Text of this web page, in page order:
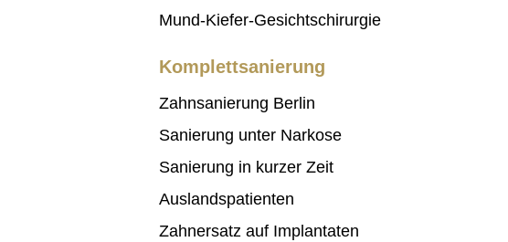
Mund-Kiefer-Gesichtschirurgie
Komplettsanierung
Zahnsanierung Berlin
Sanierung unter Narkose
Sanierung in kurzer Zeit
Auslandspatienten
Zahnersatz auf Implantaten